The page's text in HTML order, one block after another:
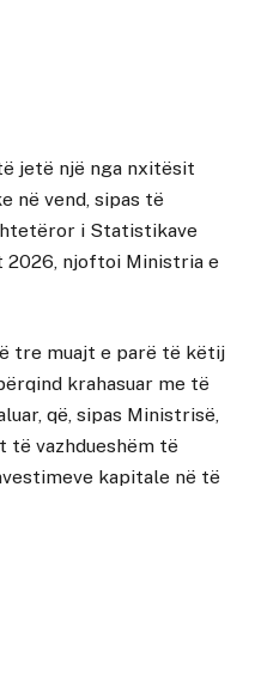
jetë një nga nxitësit
në vend, sipas të
i Statistikave
njoftoi Ministria e
tre muajt e parë të këtij
krahasuar me të
që, sipas Ministrisë,
vazhdueshëm të
kapitale në të